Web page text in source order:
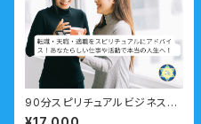
90分スピリチュアルビジネスコ
ーチング「自分らしい仕事がした